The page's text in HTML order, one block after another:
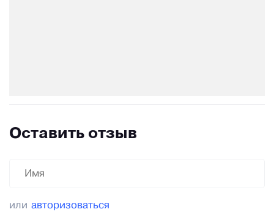
Оставить отзыв
или авторизоваться